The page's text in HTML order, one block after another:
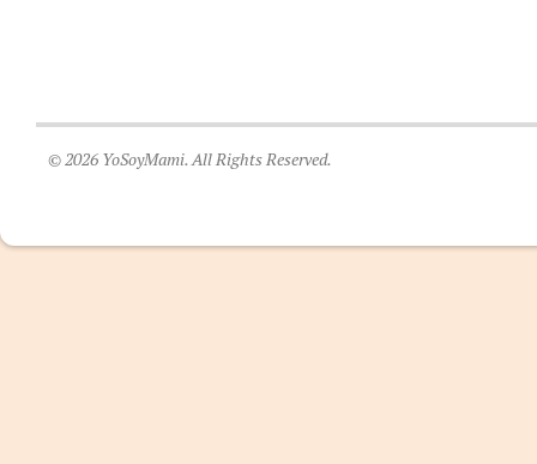
© 2026 YoSoyMami. All Rights Reserved.